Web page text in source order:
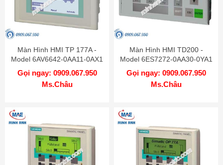
Màn Hình HMI TP 177A -
Model 6AV6642-0AA11-0AX1
Gọi ngay: 0909.067.950
Ms.Châu
Màn Hình HMI TD200 -
Model 6ES7272-0AA30-0YA1
Gọi ngay: 0909.067.950
Ms.Châu